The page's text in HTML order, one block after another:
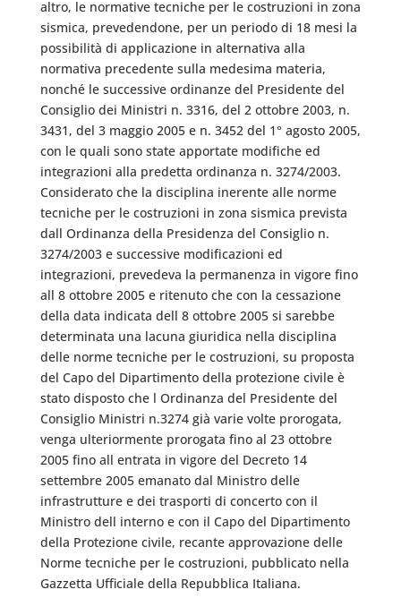
altro, le normative tecniche per le costruzioni in zona
sismica, prevedendone, per un periodo di 18 mesi la
possibilità di applicazione in alternativa alla
normativa precedente sulla medesima materia,
nonché le successive ordinanze del Presidente del
Consiglio dei Ministri n. 3316, del 2 ottobre 2003, n.
3431, del 3 maggio 2005 e n. 3452 del 1° agosto 2005,
con le quali sono state apportate modifiche ed
integrazioni alla predetta ordinanza n. 3274/2003.
Considerato che la disciplina inerente alle norme
tecniche per le costruzioni in zona sismica prevista
dall Ordinanza della Presidenza del Consiglio n.
3274/2003 e successive modificazioni ed
integrazioni, prevedeva la permanenza in vigore fino
all 8 ottobre 2005 e ritenuto che con la cessazione
della data indicata dell 8 ottobre 2005 si sarebbe
determinata una lacuna giuridica nella disciplina
delle norme tecniche per le costruzioni, su proposta
del Capo del Dipartimento della protezione civile è
stato disposto che l Ordinanza del Presidente del
Consiglio Ministri n.3274 già varie volte prorogata,
venga ulteriormente prorogata fino al 23 ottobre
2005 fino all entrata in vigore del Decreto 14
settembre 2005 emanato dal Ministro delle
infrastrutture e dei trasporti di concerto con il
Ministro dell interno e con il Capo del Dipartimento
della Protezione civile, recante approvazione delle 
Norme tecniche per le costruzioni, pubblicato nella
Gazzetta Ufficiale della Repubblica Italiana.